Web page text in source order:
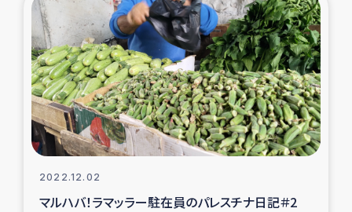
大雨による洪水被災者支援
カカオ生産者支援事業
シリア国内避難民・帰還民の生活再建支援
トルコにおけるシリア難民支援事業
インドネシア中部 スラウェシの地震・津波被災者支援
2022.12.02
マルハバ！ラマッラー駐在員のパレスチナ日記＃2